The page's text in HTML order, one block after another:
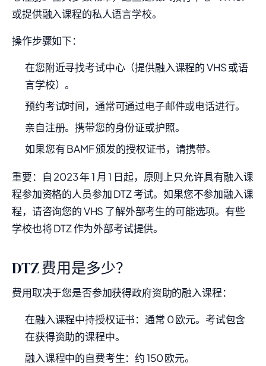
或提供融入课程的私人语言学校。
操作步骤如下：
在您附近寻找考试中心（提供融入课程的 VHS 或语
言学校）。
预约考试时间，通常可通过电子邮件或电话进行。
亲自注册。携带您的身份证或护照。
如果您有 BAMF 颁发的授权证书，请携带。
重要：自 2023 年 1 月 1 日起，原则上只允许具有融入课
程参加资格的人员参加 DTZ 考试。如果您不参加融入课
程，请咨询您的 VHS 了解外部考生的可能选项。有些
学校也将 DTZ 作为外部考试提供。
DTZ 费用是多少？
费用取决于您是否参加获得政府资助的融入课程：
在融入课程中持授权证书：通常 0 欧元。考试包含
在获得资助的课程中。
融入课程中的自费考生：约 150 欧元。